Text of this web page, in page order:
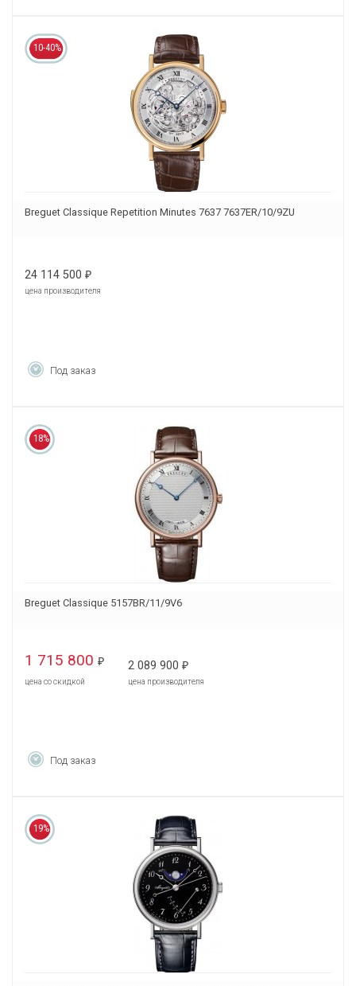
10-40%
Breguet Classique Repetition Minutes 7637 7637ER/10/9ZU
24 114 500 ₽
цена производителя
Под заказ
18%
Breguet Classique 5157BR/11/9V6
1 715 800 ₽
цена со скидкой
2 089 900 ₽
цена производителя
Под заказ
19%